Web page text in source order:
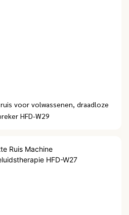
voor volwassenen, draadloze
HFD-W29